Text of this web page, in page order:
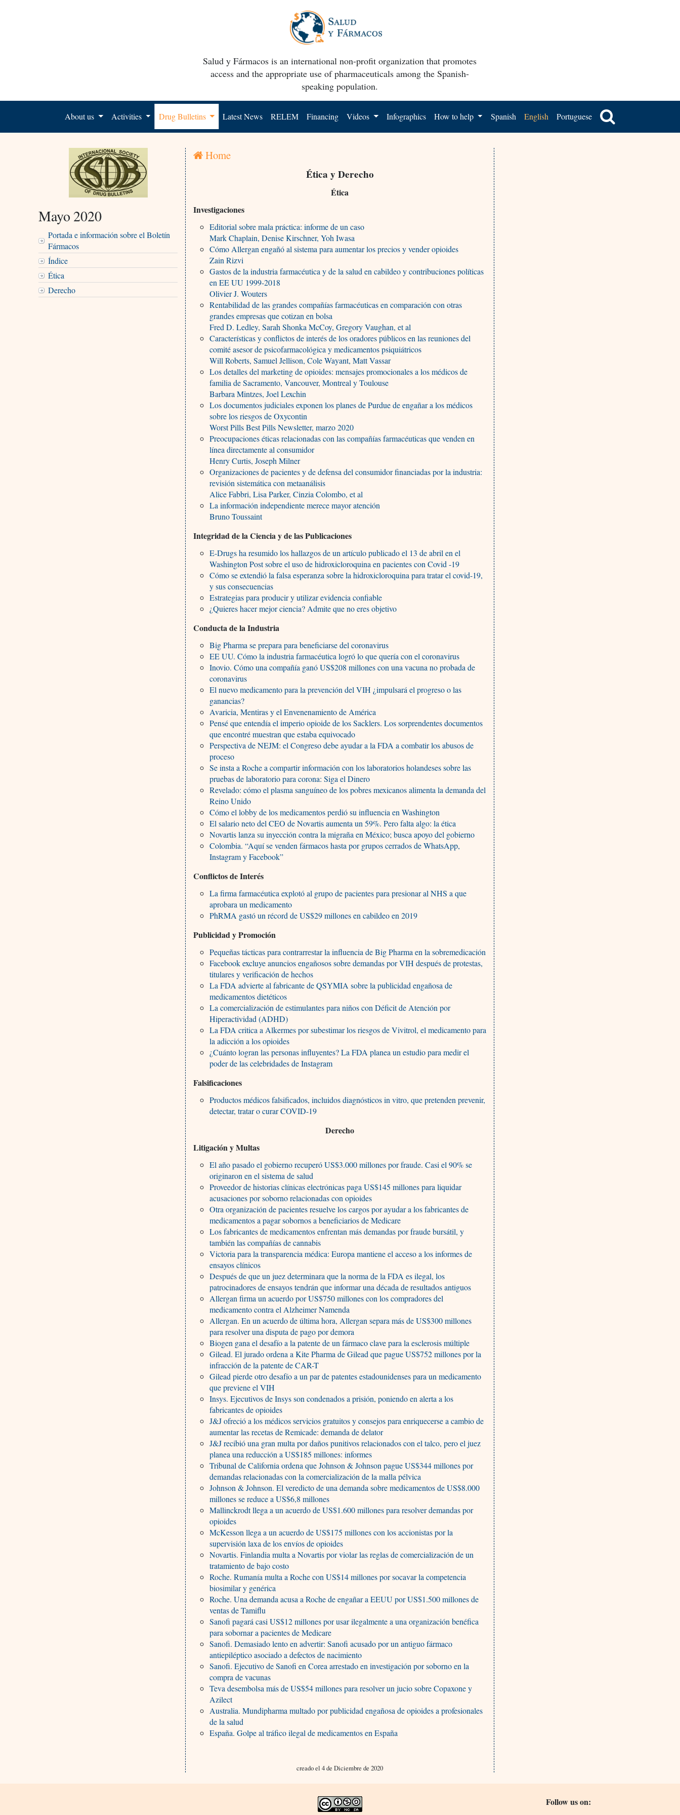
Salud y Fármacos is an international non-profit organization that promotes
access and the appropriate use of pharmaceuticals among the Spanish-
speaking population.
About us Activities Drug Bulletins Latest News RELEM Financing Videos Infographics How to help Spanish English Portuguese
Mayo 2020
Portada e información sobre el Boletín
Fármacos
Índice
Ética
Derecho
Home
Ética y Derecho
Ética
Investigaciones
Editorial sobre mala práctica: informe de un caso
Mark Chaplain, Denise Kirschner, Yoh Iwasa
Cómo Allergan engañó al sistema para aumentar los precios y vender opioides
Zain Rizvi
Gastos de la industria farmacéutica y de la salud en cabildeo y contribuciones políticas
en EE UU 1999-2018
Olivier J. Wouters
Rentabilidad de las grandes compañías farmacéuticas en comparación con otras
grandes empresas que cotizan en bolsa
Fred D. Ledley, Sarah Shonka McCoy, Gregory Vaughan, et al
Características y conflictos de interés de los oradores públicos en las reuniones del
comité asesor de psicofarmacológica y medicamentos psiquiátricos
Will Roberts, Samuel Jellison, Cole Wayant, Matt Vassar
Los detalles del marketing de opioides: mensajes promocionales a los médicos de
familia de Sacramento, Vancouver, Montreal y Toulouse
Barbara Mintzes, Joel Lexchin
Los documentos judiciales exponen los planes de Purdue de engañar a los médicos
sobre los riesgos de Oxycontin
Worst Pills Best Pills Newsletter, marzo 2020
Preocupaciones éticas relacionadas con las compañías farmacéuticas que venden en
línea directamente al consumidor
Henry Curtis, Joseph Milner
Organizaciones de pacientes y de defensa del consumidor financiadas por la industria:
revisión sistemática con metaanálisis
Alice Fabbri, Lisa Parker, Cinzia Colombo, et al
La información independiente merece mayor atención
Bruno Toussaint
Integridad de la Ciencia y de las Publicaciones
E-Drugs ha resumido los hallazgos de un artículo publicado el 13 de abril en el
Washington Post sobre el uso de hidroxicloroquina en pacientes con Covid -19
Cómo se extendió la falsa esperanza sobre la hidroxicloroquina para tratar el covid-19,
y sus consecuencias
Estrategias para producir y utilizar evidencia confiable
¿Quieres hacer mejor ciencia? Admite que no eres objetivo
Conducta de la Industria
Big Pharma se prepara para beneficiarse del coronavirus
EE UU. Cómo la industria farmacéutica logró lo que quería con el coronavirus
Inovio. Cómo una compañía ganó US$208 millones con una vacuna no probada de
coronavirus
El nuevo medicamento para la prevención del VIH ¿impulsará el progreso o las
ganancias?
Avaricia, Mentiras y el Envenenamiento de América
Pensé que entendía el imperio opioide de los Sacklers. Los sorprendentes documentos
que encontré muestran que estaba equivocado
Perspectiva de NEJM: el Congreso debe ayudar a la FDA a combatir los abusos de
proceso
Se insta a Roche a compartir información con los laboratorios holandeses sobre las
pruebas de laboratorio para corona: Siga el Dinero
Revelado: cómo el plasma sanguíneo de los pobres mexicanos alimenta la demanda del
Reino Unido
Cómo el lobby de los medicamentos perdió su influencia en Washington
El salario neto del CEO de Novartis aumenta un 59%. Pero falta algo: la ética
Novartis lanza su inyección contra la migraña en México; busca apoyo del gobierno
Colombia. “Aquí se venden fármacos hasta por grupos cerrados de WhatsApp,
Instagram y Facebook”
Conflictos de Interés
La firma farmacéutica explotó al grupo de pacientes para presionar al NHS a que
aprobara un medicamento
PhRMA gastó un récord de US$29 millones en cabildeo en 2019
Publicidad y Promoción
Pequeñas tácticas para contrarrestar la influencia de Big Pharma en la sobremedicación
Facebook excluye anuncios engañosos sobre demandas por VIH después de protestas,
titulares y verificación de hechos
La FDA advierte al fabricante de QSYMIA sobre la publicidad engañosa de
medicamentos dietéticos
La comercialización de estimulantes para niños con Déficit de Atención por
Hiperactividad (ADHD)
La FDA critica a Alkermes por subestimar los riesgos de Vivitrol, el medicamento para
la adicción a los opioides
¿Cuánto logran las personas influyentes? La FDA planea un estudio para medir el
poder de las celebridades de Instagram
Falsificaciones
Productos médicos falsificados, incluidos diagnósticos in vitro, que pretenden prevenir,
detectar, tratar o curar COVID-19
Derecho
Litigación y Multas
El año pasado el gobierno recuperó US$3.000 millones por fraude. Casi el 90% se
originaron en el sistema de salud
Proveedor de historias clínicas electrónicas paga US$145 millones para liquidar
acusaciones por soborno relacionadas con opioides
Otra organización de pacientes resuelve los cargos por ayudar a los fabricantes de
medicamentos a pagar sobornos a beneficiarios de Medicare
Los fabricantes de medicamentos enfrentan más demandas por fraude bursátil, y
también las compañías de cannabis
Victoria para la transparencia médica: Europa mantiene el acceso a los informes de
ensayos clínicos
Después de que un juez determinara que la norma de la FDA es ilegal, los
patrocinadores de ensayos tendrán que informar una década de resultados antiguos
Allergan firma un acuerdo por US$750 millones con los compradores del
medicamento contra el Alzheimer Namenda
Allergan. En un acuerdo de última hora, Allergan separa más de US$300 millones
para resolver una disputa de pago por demora
Biogen gana el desafío a la patente de un fármaco clave para la esclerosis múltiple
Gilead. El jurado ordena a Kite Pharma de Gilead que pague US$752 millones por la
infracción de la patente de CAR-T
Gilead pierde otro desafío a un par de patentes estadounidenses para un medicamento
que previene el VIH
Insys. Ejecutivos de Insys son condenados a prisión, poniendo en alerta a los
fabricantes de opioides
J&J ofreció a los médicos servicios gratuitos y consejos para enriquecerse a cambio de
aumentar las recetas de Remicade: demanda de delator
J&J recibió una gran multa por daños punitivos relacionados con el talco, pero el juez
planea una reducción a US$185 millones: informes
Tribunal de California ordena que Johnson & Johnson pague US$344 millones por
demandas relacionadas con la comercialización de la malla pélvica
Johnson & Johnson. El veredicto de una demanda sobre medicamentos de US$8.000
millones se reduce a US$6,8 millones
Mallinckrodt llega a un acuerdo de US$1.600 millones para resolver demandas por
opioides
McKesson llega a un acuerdo de US$175 millones con los accionistas por la
supervisión laxa de los envíos de opioides
Novartis. Finlandia multa a Novartis por violar las reglas de comercialización de un
tratamiento de bajo costo
Roche. Rumanía multa a Roche con US$14 millones por socavar la competencia
biosimilar y genérica
Roche. Una demanda acusa a Roche de engañar a EEUU por US$1.500 millones de
ventas de Tamiflu
Sanofi pagará casi US$12 millones por usar ilegalmente a una organización benéfica
para sobornar a pacientes de Medicare
Sanofi. Demasiado lento en advertir: Sanofi acusado por un antiguo fármaco
antiepiléptico asociado a defectos de nacimiento
Sanofi. Ejecutivo de Sanofi en Corea arrestado en investigación por soborno en la
compra de vacunas
Teva desembolsa más de US$54 millones para resolver un jucio sobre Copaxone y
Azilect
Australia. Mundipharma multado por publicidad engañosa de opioides a profesionales
de la salud
España. Golpe al tráfico ilegal de medicamentos en España
creado el 4 de Diciembre de 2020
Follow us on: